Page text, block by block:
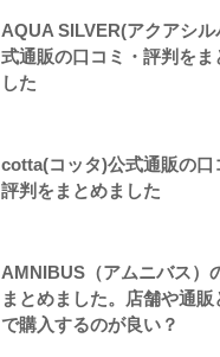
AQUA SILVER(アクアシル
式通販の口コミ・評判をま
した
cotta(コッタ)公式通販の口
評判をまとめました
AMNIBUS（アムニバス）
まとめました。店舗や通販
で購入するのが良い？